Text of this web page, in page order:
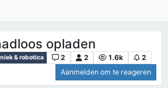
opladen
& robotica 2 2 1.6k
2
Aanmelden om te reageren